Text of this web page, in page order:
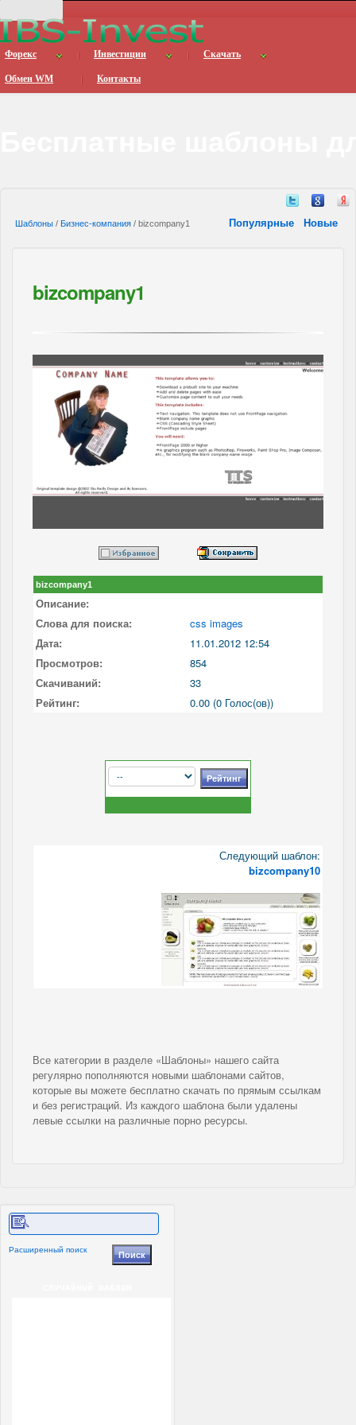
Форекс Инвестиции Скачать
Обмен WM Контакты
Шаблоны / Бизнес-компания / bizcompany1 Популярные Новые
bizcompany1
bizcompany1
Описание:
Слова для поиска:
css images
Дата:
11.01.2012 12:54
Просмотров:
854
Скачиваний:
33
Рейтинг:
0.00 (0 Голос(ов))
Следующий шаблон:
bizcompany10
Все категории в разделе «Шаблоны» нашего сайта
регулярно пополняются новыми шаблонами сайтов,
которые вы можете бесплатно скачать по прямым ссылкам
и без регистраций. Из каждого шаблона были удалены
левые ссылки на различные порно ресурсы.
Расширенный поиск